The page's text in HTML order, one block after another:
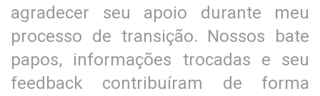
agradecer seu apoio durante meu
processo de transição. Nossos bate
papos, informações trocadas e seu
feedback contribuíram de forma